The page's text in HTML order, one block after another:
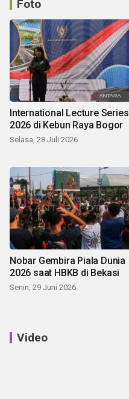
Foto
International Lecture Series
2026 di Kebun Raya Bogor
Selasa, 28 Juli 2026
Nobar Gembira Piala Dunia
2026 saat HBKB di Bekasi
Senin, 29 Juni 2026
Video